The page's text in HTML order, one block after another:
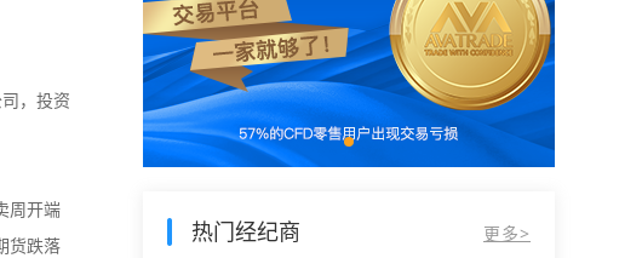
，投资
周开端
货跌落
热门经纪商 更多>